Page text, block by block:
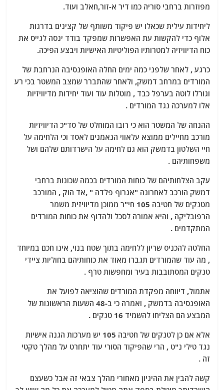
מפוזרות ברחבי סוריה כמו דיר א-זור,חאלב ועוד.
ליחידות עילית שכאלו יש פיקוד משותף של קצינים בדרגות
אלוף כדי להקשות עת האפשרות שמפקד בודד ינסה לגייס את
כוח הדיוויזיה למטרותיו הפוליטיות האישיות ויבצע הפיכה.
כרגע , לאחר שלפני כמה ימים החלה האופנסיבה הנרחבת של
המורדים במרחב דמשק, ולאחר שהתברר שמצב המשטר בכי רע
וגורלו לוטה בערפל כבד , מוטלות עוד ועוד יחידות מדיוויזיות
אלו למערכה נגד המורדים .
ההנחה של המשטר הוא כי רובו המוחלט של סד"כ הדיוויזיות
מורכב מחיילים ממוצא עלאווי הנאמנים לאסד וכי הלחימה על
חיי השלטון בדמשק הוא גם לחימה על הישרדותם שלהם ושל
משפחותיהם .
עקב הצלחותיהם של כוחות המורדים בכמה שכונות ברחבי
דמשק הורכב לאחרונה "אגרוף פלדה " ,אד הוק , המורכב
מטנקים של חטיבה 105 חי"ר ממוכן מדיוויזית משמר
הרפובליקה , והיא אמורה לסכל ולהדוף את כוחות המורדים
המתקדמים .
החלטה להכניס שריון ללחימה בתוך שטח בנוי, אינו חכם במיוחד
, מה עוד שהמורדים תגברו מאוד את כוחותיהם בחוליות ציידי
טנקים המסתובבות בעיר ומחפשות טרף .
אתמול, דיווחה מפקדת המורדים שהוציאה לפועל את
האופנסיבה בדמשק , ואמרה כי ב-48 השעות הראשונות של
המבצע הם הצליחו להשמיד 16 טנקים .
אלא אם כן לטנקים של חטיבה 105 יש מערכות הגנה אישיות
נגד טילי נ"ט , הרי שהפיקוד הסורי עוד יתחרט על מהלך טקטי
זה .
קשה להבין את ההיגיון מאחורי מהלך צבאי זה אבל כשעצם